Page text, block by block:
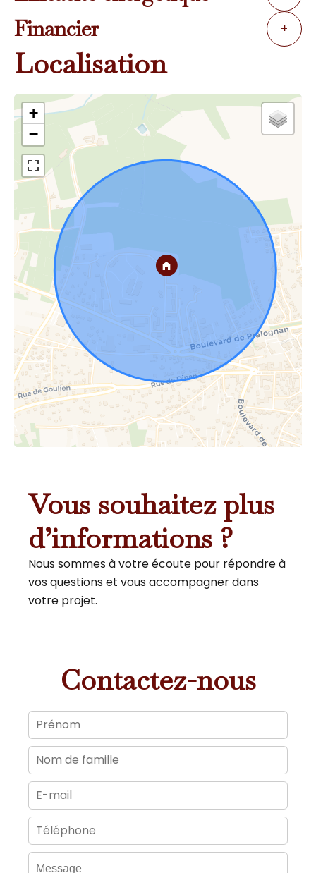
Financier +
Localisation
+
−
Vous souhaitez plus
d’informations ?
Nous sommes à votre écoute pour répondre à
vos questions et vous accompagner dans
votre projet.
Contactez-nous